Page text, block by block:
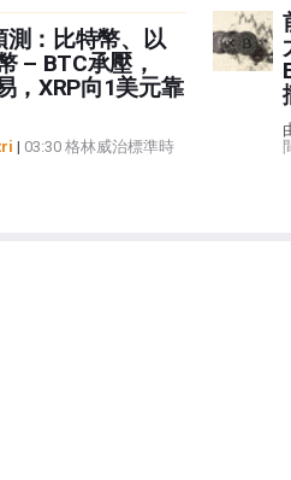
測：比特幣、以
– BTC承壓，
，XRP向1美元靠
| 03:30 格林威治標準時